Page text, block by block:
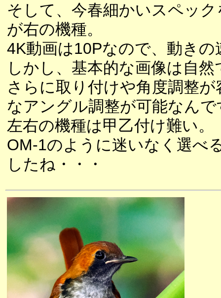
そして、今春細かいスペッ
が右の機種。
4K動画は10Pなので、動き
しかし、基本的な画像は自
さらに取り付けや角度調整
なアングル調整が可能なんで
左右の機種は甲乙付け難い。
OM-1のように迷いなく選べ
したね・・・